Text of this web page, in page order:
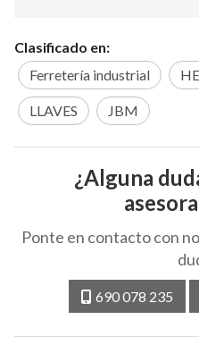
Clasificado en:
Ferretería industrial
LLAVES JBM
¿Alguna
Ponte en contacto con
690 078 235